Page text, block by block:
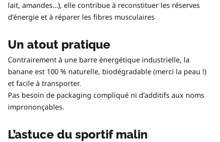
lait, amandes…), elle contribue à reconstituer les réserves
d’énergie et à réparer les fibres musculaires
Un atout pratique
Contrairement à une barre énergétique industrielle, la
banane est 100 % naturelle, biodégradable (merci la peau !)
et facile à transporter.
Pas besoin de packaging compliqué ni d’additifs aux noms
imprononçables.
L’astuce du sportif malin